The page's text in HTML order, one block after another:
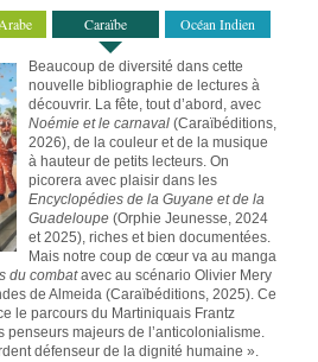
Caraïbe Océan Indien
Beaucoup de diversité dans cette
nouvelle bibliographie de lectures à
découvrir. La fête, tout d’abord, avec
Noémie et le carnaval (Caraïbéditions,
2026), de la couleur et de la musique
à hauteur de petits lecteurs. On
picorera avec plaisir dans les
Encyclopédies de la Guyane et de la
Guadeloupe (Orphie Jeunesse, 2024
et 2025), riches et bien documentées.
Mais notre coup de cœur va au manga
du combatavec au scénario Olivier Mery
de Almeida (Caraïbéditions, 2025). Ce
le parcours du Martiniquais Frantz
penseurs majeurs de l’anticolonialisme.
défenseur de la dignité humaine ».